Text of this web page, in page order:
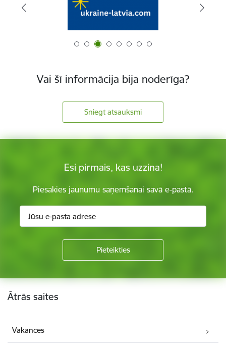
Vai šī informācija bija noderīga?
Sniegt atsauksmi
Esi pirmais, kas uzzina!
Piesakies jaunumu saņemšanai savā e-pastā.
Kājene
Ātrās saites
Vakances